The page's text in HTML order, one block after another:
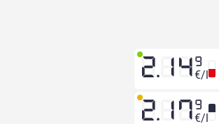
2.14 9
€/l
2.17 9
€/l